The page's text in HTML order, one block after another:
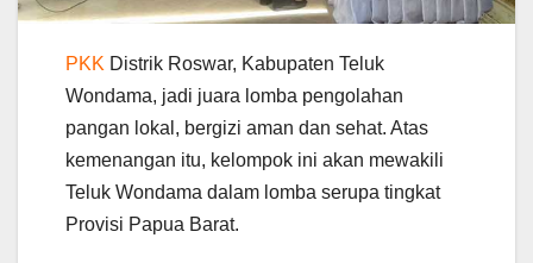
PKK Distrik Roswar, Kabupaten Teluk
Wondama, jadi juara lomba pengolahan
pangan lokal, bergizi aman dan sehat. Atas
kemenangan itu, kelompok ini akan mewakili
Teluk Wondama dalam lomba serupa tingkat
Provisi Papua Barat.